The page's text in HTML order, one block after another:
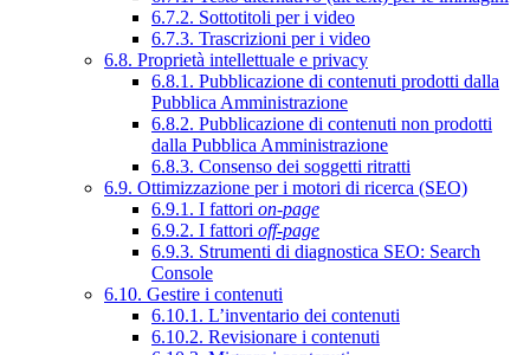
6.7.2. Sottotitoli per i video
6.7.3. Trascrizioni per i video
6.8. Proprietà intellettuale e privacy
6.8.1. Pubblicazione di contenuti prodotti dalla
Pubblica Amministrazione
6.8.2. Pubblicazione di contenuti non prodotti
dalla Pubblica Amministrazione
6.8.3. Consenso dei soggetti ritratti
6.9. Ottimizzazione per i motori di ricerca (SEO)
6.9.1. I fattori on-page
6.9.2. I fattori off-page
6.9.3. Strumenti di diagnostica SEO: Search
Console
6.10. Gestire i contenuti
6.10.1. L’inventario dei contenuti
6.10.2. Revisionare i contenuti